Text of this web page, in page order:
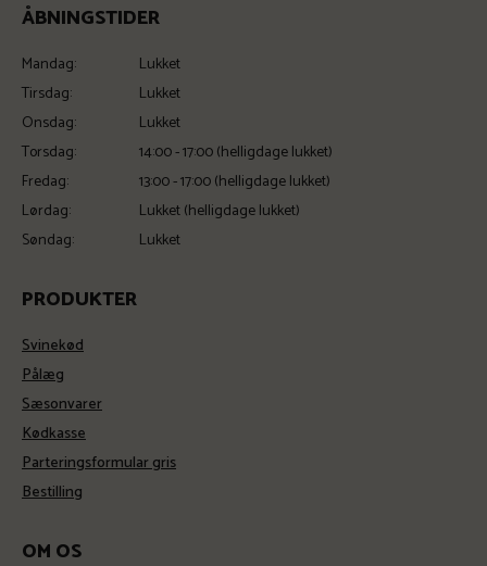
ÅBNINGSTIDER
Mandag:
Lukket
Tirsdag:
Lukket
Onsdag:
Lukket
Torsdag:
14:00 - 17:00 (helligdage lukket)
Fredag:
13:00 - 17:00 (helligdage lukket)
Lørdag:
Lukket (helligdage lukket)
Søndag:
Lukket
PRODUKTER
Svinekød
Pålæg
Sæsonvarer
Kødkasse
Parteringsformular gris
Bestilling
OM OS